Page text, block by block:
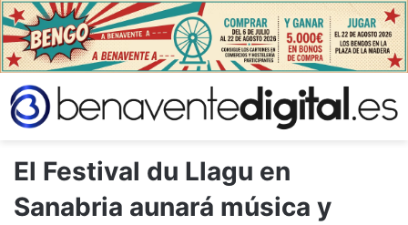
El Festival du Llagu en
Sanabria aunará música y